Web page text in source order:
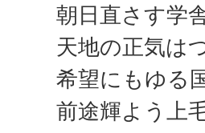
朝日直さす学
天地の正気は
希望にもゆる
前途輝よう上